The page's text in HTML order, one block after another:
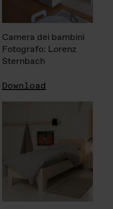
Camera dei bambini
Fotografo: Lorenz
Sternbach
Download